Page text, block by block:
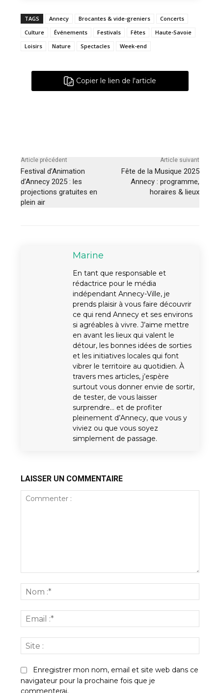
TAGS Annecy Brocantes & vide-greniers
Concerts
Culture
Événements Festivals Fêtes
Haute-Savoie
Loisirs
Nature Spectacles Week-end
Copier le lien de l'article
Article précédent
Festival d’Animation
d’Annecy 2025 : les
projections gratuites en
plein air
Article suivant
Fête de la Musique 2025
Annecy : programme,
horaires & lieux
Marine
En tant que responsable et
rédactrice pour le média
indépendant Annecy-Ville, je
prends plaisir à vous faire découvrir
ce qui rend Annecy et ses environs
si agréables à vivre. J’aime mettre
en avant les lieux qui valent le
détour, les bonnes idées de sorties
et les initiatives locales qui font
vibrer le territoire au quotidien. À
travers mes articles, j’espère
surtout vous donner envie de sortir,
de tester, de vous laisser
surprendre… et de profiter
pleinement d’Annecy, que vous y
viviez ou que vous soyez
simplement de passage.
LAISSER UN COMMENTAIRE
:*
:*
:
Enregistrer mon nom, email et site web dans ce
navigateur pour la prochaine fois que je